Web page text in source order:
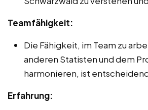
Teamfähigkeit:
Die Fähigkeit, im Team zu
anderen Statisten und dem
harmonieren, ist
Erfahrung: